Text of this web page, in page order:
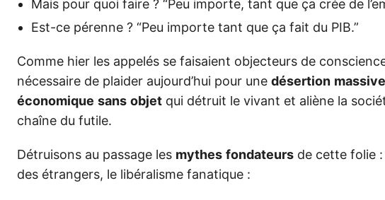
Mais pour quoi faire ? “Peu importe, tant que ça crée de
Est-ce pérenne ? “Peu importe tant que ça fait du PIB.”
Comme hier les appelés se faisaient objecteurs de
nécessaire de plaider aujourd’hui pour une désertion massive
économique sans objet qui détruit le vivant et aliène la
chaîne du futile.
Détruisons au passage les mythes fondateurs de cette folie :
des étrangers, le libéralisme fanatique :